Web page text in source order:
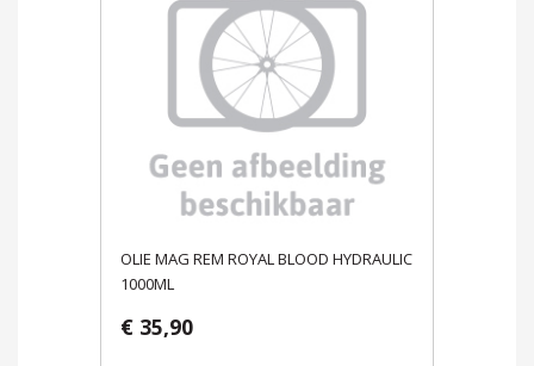
OLIE MAG REM ROYAL BLOOD HYDRAULIC
1000ML
€ 35,90